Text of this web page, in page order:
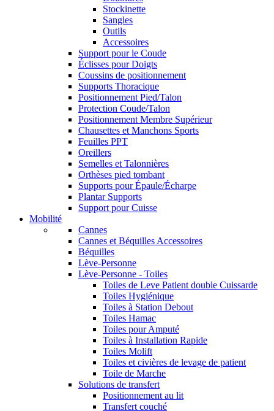
Stockinette
Sangles
Outils
Accessoires
Support pour le Coude
Éclisses pour Doigts
Coussins de positionnement
Supports Thoracique
Positionnement Pied/Talon
Protection Coude/Talon
Positionnement Membre Supérieur
Chausettes et Manchons Sports
Feuilles PPT
Oreillers
Semelles et Talonnières
Orthèses pied tombant
Supports pour Épaule/Écharpe
Plantar Supports
Support pour Cuisse
Mobilité
Cannes
Cannes et Béquilles Accessoires
Béquilles
Lève-Personne
Lève-Personne - Toiles
Toiles de Leve Patient double Cuissarde
Toiles Hygiénique
Toiles à Station Debout
Toiles Hamac
Toiles pour Amputé
Toiles à Installation Rapide
Toiles Molift
Toiles et civières de levage de patient
Toile de Marche
Solutions de transfert
Positionnement au lit
Transfert couché